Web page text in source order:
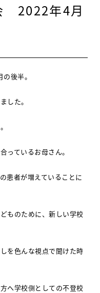
2022年4月
の後半。
した。
っているお母さん。
患者が増えていることに
ものために、新しい学校
を色んな視点で聞けた時
へ学校側としての不登校